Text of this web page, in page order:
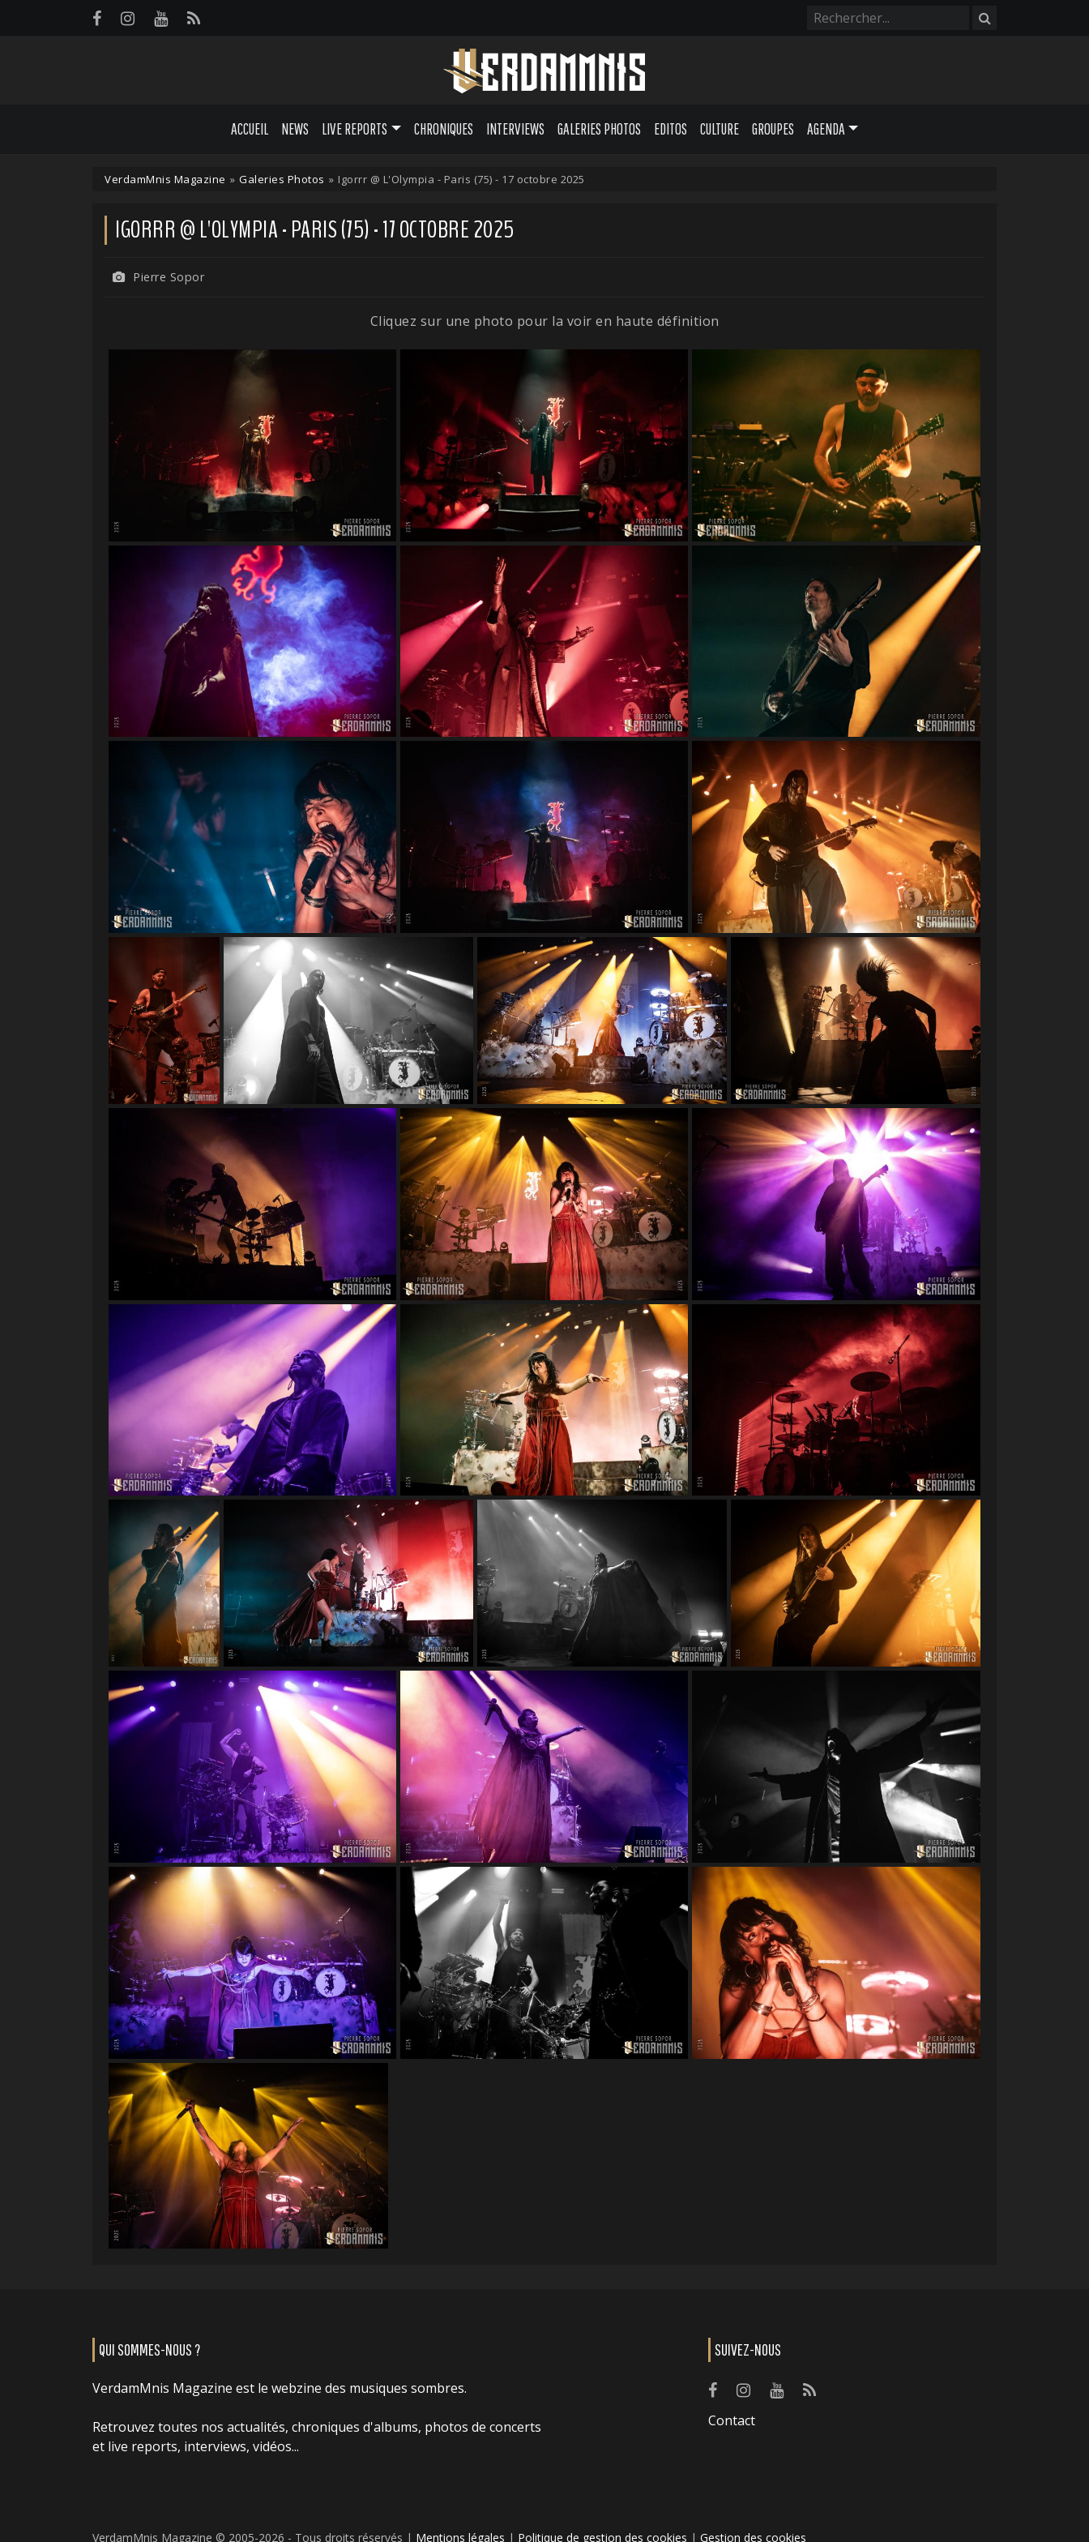
ACCUEIL NEWS LIVE REPORTS CHRONIQUES INTERVIEWS GALERIES PHOTOS EDITOS CULTURE GROUPES AGENDA
VerdamMnis Magazine » Galeries Photos » Igorrr @ L'Olympia - Paris (75) - 17 octobre 2025
IGORRR @ L'OLYMPIA - PARIS (75) - 17 OCTOBRE 2025
Pierre Sopor
Cliquez sur une photo pour la voir en haute définition
QUI SOMMES-NOUS ?
VerdamMnis Magazine est le webzine des musiques sombres.
Retrouvez toutes nos actualités, chroniques d'albums, photos de concerts
et live reports, interviews, vidéos...
SUIVEZ-NOUS
Contact
VerdamMnis Magazine © 2005-2026 - Tous droits réservés | Mentions légales | Politique de gestion des cookies | Gestion des cookies
Panneau de gestion des cookies